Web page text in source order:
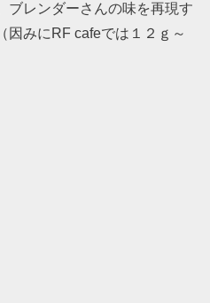
ブレンダーさんの味を再現す
因みにRF cafeでは１２ｇ～